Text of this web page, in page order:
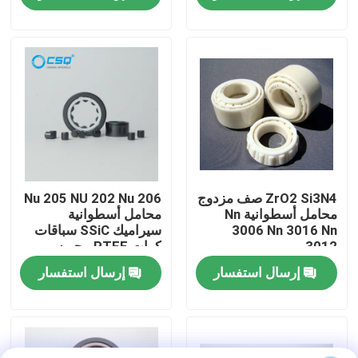
جولة في المعمل
رقابة جودة
اتصل بنا
اطلب اقتباس
608 محامل سيراميك
ZrO2 Si3N4 صف مزدوج
محامل أسطوانية Nn
3006 Nn 3016 Nn
3012
إرسال استفسار
Nu 205 NU 202 Nu 206
محامل أسطوانية
سيراميك SSiC سباقات
كرات PTFE محبوس
إرسال استفسار